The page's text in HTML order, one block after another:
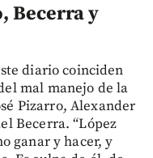
Becerra y
diario coinciden
mal manejo de la
Pizarro, Alexander
Becerra. “López
ganar y hacer, y